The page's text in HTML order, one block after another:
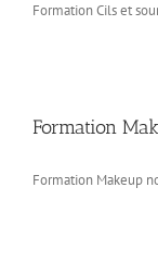
Formation Cils et
Formation
Formation Makeup